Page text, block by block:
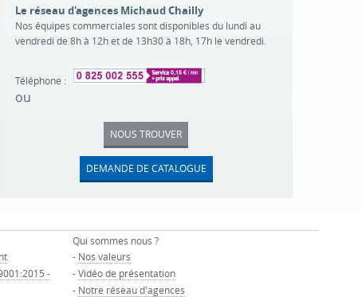
Le réseau d'agences Michaud Chailly
Nos équipes commerciales sont disponibles du lundi au
vendredi de 8h à 12h et de 13h30 à 18h, 17h le vendredi.
Téléphone :
ou
NOUS TROUVER
DEMANDE DE CATALOGUE
-
Qui sommes nous ?
- Nos valeurs
-Vidéo de présentation
- Notre réseau d'agences